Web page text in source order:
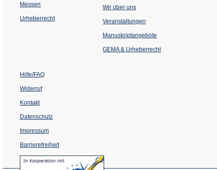
Messen
Urheberrecht
Wir über uns
Veranstaltungen
einem
Tab)
Manuskriptangebote
GEMA & Urheberrecht
Hilfe/FAQ
Widerruf
Kontakt
Datenschutz
Impressum
Barrierefreiheit
(Öffnet
in